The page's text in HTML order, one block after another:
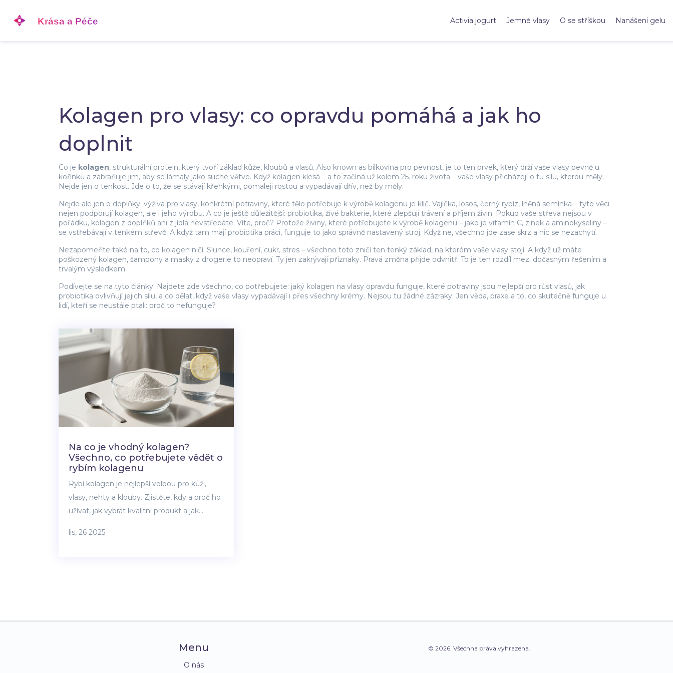
Activia jogurt Jemné vlasy O se stříškou Nanášení gelu
Kolagen pro vlasy: co opravdu pomáhá a jak ho
doplnit
Co je kolagen, strukturální protein, který tvoří základ kůže, kloubů a vlasů. Also known as bílkovina pro pevnost, je to ten prvek, který drží vaše vlasy pevně u
kořínků a zabraňuje jim, aby se lámaly jako suché větve. Když kolagen klesá – a to začíná už kolem 25. roku života – vaše vlasy přicházejí o tu sílu, kterou měly.
Nejde jen o tenkost. Jde o to, že se stávají křehkými, pomaleji rostou a vypadávají dřív, než by měly.
Nejde ale jen o doplňky. výživa pro vlasy, konkrétní potraviny, které tělo potřebuje k výrobě kolagenu je klíč. Vajíčka, losos, černý rybíz, lněná semínka – tyto věci
nejen podporují kolagen, ale i jeho výrobu. A co je ještě důležitější: probiotika, živé bakterie, které zlepšují trávení a příjem živin. Pokud vaše střeva nejsou v
pořádku, kolagen z doplňků ani z jídla nevstřebáte. Víte, proč? Protože živiny, které potřebujete k výrobě kolagenu – jako je vitamín C, zinek a aminokyseliny –
se vstřebávají v tenkém střevě. A když tam mají probiotika práci, funguje to jako správně nastavený stroj. Když ne, všechno jde zase skrz a nic se nezachytí.
Nezapomeňte také na to, co kolagen ničí. Slunce, kouření, cukr, stres – všechno toto zničí ten tenký základ, na kterém vaše vlasy stojí. A když už máte
poškozený kolagen, šampony a masky z drogerie to neopraví. Ty jen zakrývají příznaky. Pravá změna přijde odvnitř. To je ten rozdíl mezi dočasným řešením a
trvalým výsledkem.
Podívejte se na tyto články. Najdete zde všechno, co potřebujete: jaký kolagen na vlasy opravdu funguje, které potraviny jsou nejlepší pro růst vlasů, jak
probiotika ovlivňují jejich sílu, a co dělat, když vaše vlasy vypadávají i přes všechny krémy. Nejsou tu žádné zázraky. Jen věda, praxe a to, co skutečně funguje u
lidí, kteří se neustále ptali: proč to nefunguje?
Na co je vhodný kolagen?
Všechno, co potřebujete vědět o
rybím kolagenu
Rybí kolagen je nejlepší volbou pro kůži,
vlasy, nehty a klouby. Zjistěte, kdy a proč ho
užívat, jak vybrat kvalitní produkt a jak
lis, 26 2025
Menu
O nás
© 2026. Všechna práva vyhrazena.